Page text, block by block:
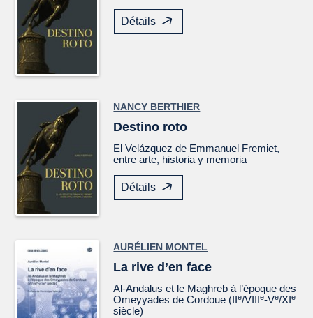
Détails
NANCY BERTHIER
Destino roto
ElVelázquez de Emmanuel Fremiet,
entre arte, historia y memoria
Détails
AURÉLIEN MONTEL
La rive d’en face
Al-Andalus et le Maghreb à l’époque des
Omeyyades de Cordoue (IIe/VIIIe-Ve/XIe
siècle)